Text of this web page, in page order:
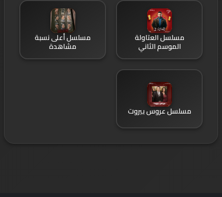
مسلسل العتاولة
الموسم الثاني
مسلسل أعلى نسبة
مشاهدة
مسلسل عروس بيروت